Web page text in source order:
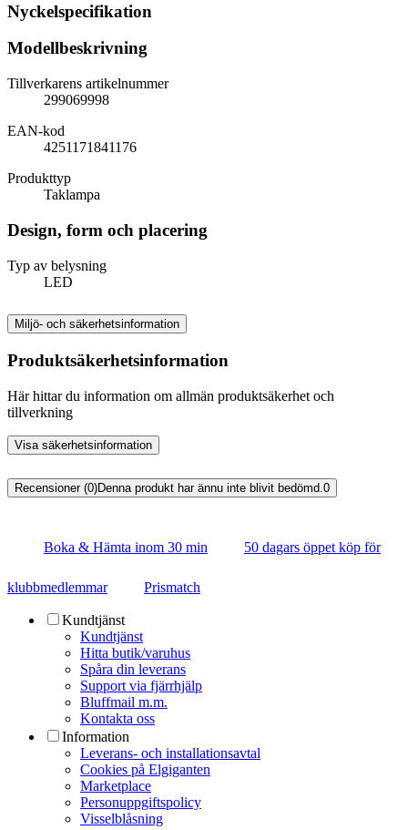
Nyckelspecifikation
Modellbeskrivning
Tillverkarens artikelnummer
299069998
EAN-kod
4251171841176
Produkttyp
Taklampa
Design, form och placering
Typ av belysning
LED
Miljö- och säkerhetsinformation
Produktsäkerhetsinformation
Här hittar du information om allmän produktsäkerhet och
tillverkning
Visa säkerhetsinformation
Recensioner (0)Denna produkt har ännu inte blivit bedömd.0
Boka & Hämta inom 30 min 50 dagars öppet köp för
klubbmedlemmar Prismatch
Kundtjänst
Kundtjänst
Hitta butik/varuhus
Spåra din leverans
Support via fjärrhjälp
Bluffmail m.m.
Kontakta oss
Information
Leverans- och installationsavtal
Cookies på Elgiganten
Marketplace
Personuppgiftspolicy
Visselblåsning